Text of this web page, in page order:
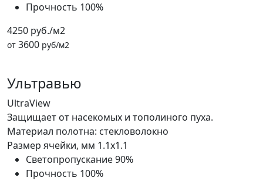
Прочность 100%
4250 руб./м2
от 3600 руб/м2
Ультравью
UltraView
Защищает от насекомых и тополиного пуха.
Материал полотна: стекловолокно
Размер ячейки, мм 1.1x1.1
Светопропускание90%
Прочность 100%